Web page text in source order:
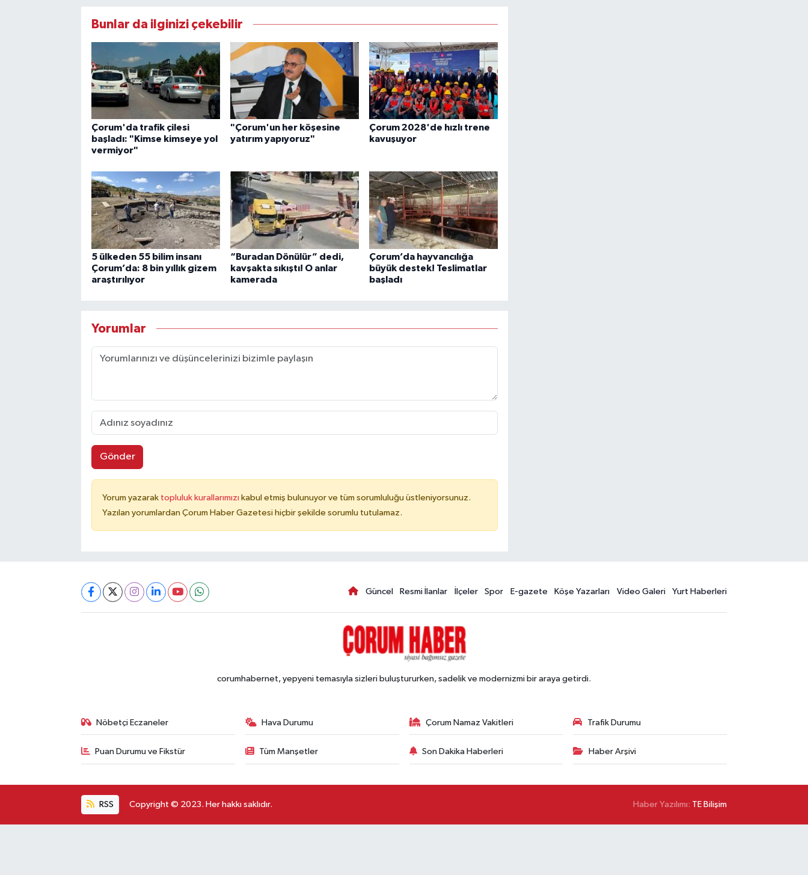
Bunlar da ilginizi çekebilir
Çorum'da trafik çilesi
başladı: "Kimse kimseye yol
vermiyor"
"Çorum'un her köşesine
yatırım yapıyoruz"
Çorum 2028'de hızlı trene
kavuşuyor
5 ülkeden 55 bilim insanı
Çorum’da: 8 bin yıllık gizem
araştırılıyor
“Buradan Dönülür” dedi,
kavşakta sıkıştı! O anlar
kamerada
Çorum’da hayvancılığa
büyük destek! Teslimatlar
başladı
Yorumlar
Gönder
Yorum yazarak topluluk kurallarımızı kabul etmiş bulunuyor ve tüm sorumluluğu üstleniyorsunuz.
Yazılan yorumlardan Çorum Haber Gazetesi hiçbir şekilde sorumlu tutulamaz.
Güncel Resmi İlanlar İlçeler Spor E-gazete Köşe Yazarları Video Galeri Yurt Haberleri
corumhabernet, yepyeni temasıyla sizleri buluştururken, sadelik ve modernizmi bir araya getirdi.
Nöbetçi Eczaneler Hava Durumu Çorum Namaz Vakitleri Trafik Durumu
Puan Durumu ve Fikstür Tüm Manşetler Son Dakika Haberleri Haber Arşivi
RSS Copyright © 2023. Her hakkı saklıdır. Haber Yazılımı: TE Bilişim